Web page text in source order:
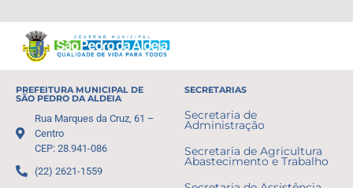
PREFEITURA MUNICIPAL DE
SÃO PEDRO DA ALDEIA
Rua Marques da Cruz, 61 –
Centro
CEP: 28.941-086
(22) 2621-1559
SECRETARIAS
Secretaria de
Administração
Secretaria de Agricultura
Abastecimento e Trabalho